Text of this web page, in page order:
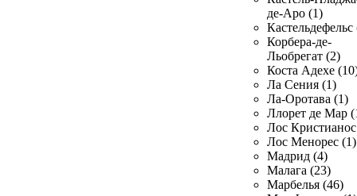
де-Аро (1)
Кастельдефельс
Корбера-де-
Льобрегат (2)
Коста Адехе
Ла Сения (1)
Ла-Оротава (1)
Ллорет де Мар
Лос
Лос Менорес (1)
Мадрид (4)
Малага (23)
Марбелья (46)